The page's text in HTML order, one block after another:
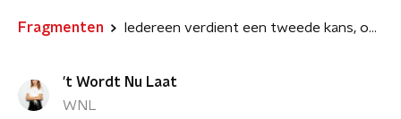
Fragmenten Iedereen verdient een tweede kans, ook treitervlogger Ismail Ilgun
't Wordt Nu Laat
WNL